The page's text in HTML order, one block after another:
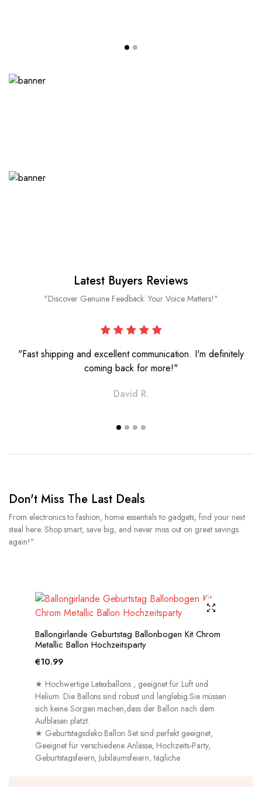
Latest Buyers Reviews
"Discover Genuine Feedback: Your Voice Matters!"
"Fast shipping and excellent communication. I'm definitely
coming back for more!"
David R.
Don't Miss The Last Deals
From electronics to fashion, home essentials to gadgets, find your next
steal here. Shop smart, save big, and never miss out on great savings
again!"
Ballongirlande Geburtstag Ballonbogen Kit Chrom
Metallic Ballon Hochzeitsparty
€10.99
★ Hochwertige Latexballons , geeignet für Luft und
Helium. Die Ballons sind robust und langlebig.Sie müssen
sich keine Sorgen machen,dass der Ballon nach dem
Aufblasen platzt.
★ Geburtstagsdeko Ballon Set sind perfekt geeignet,
Geeignet für verschiedene Anlässe, Hochzeits-Party,
Geburtstagsfeiern, Jubiläumsfeiern, tägliche